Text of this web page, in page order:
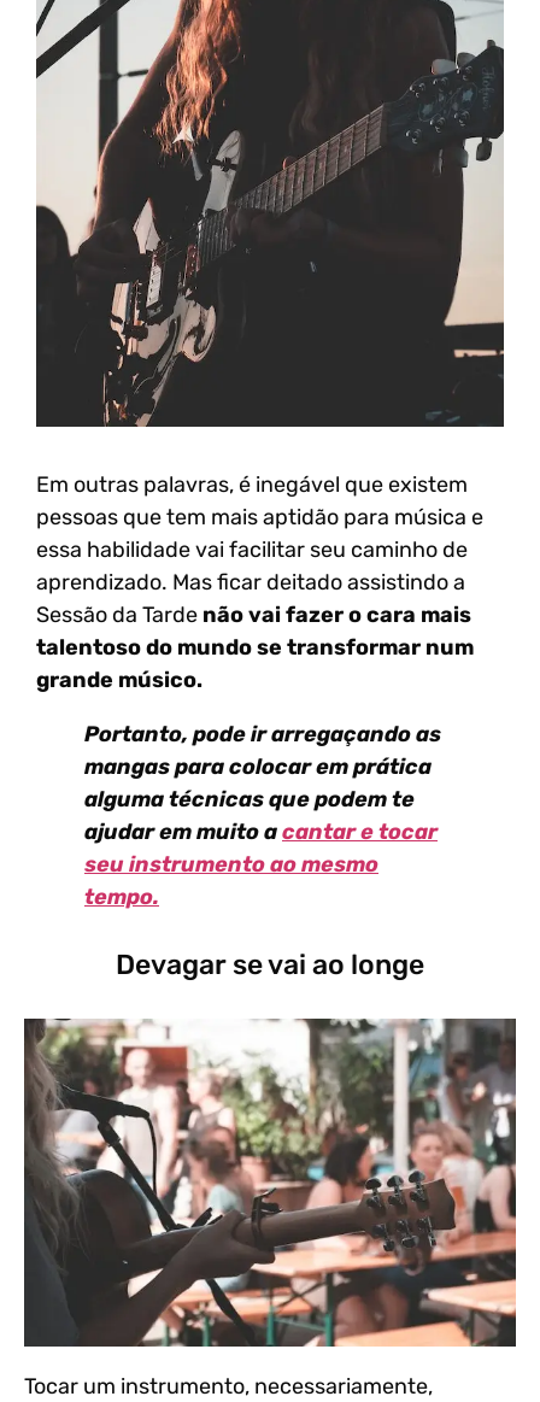
Em outras palavras, é inegável que existem
pessoas que tem mais aptidão para música e
essa habilidade vai facilitar seu caminho de
aprendizado. Mas ficar deitado assistindo a
Sessão da Tarde não vai fazer o cara mais
talentoso do mundo se transformar num
grande músico.
Portanto, pode ir arregaçando as
mangas para colocar em prática
alguma técnicas que podem te
ajudar em muito acantar e tocar
seu instrumento ao mesmo
tempo.
Devagar se vai ao longe
Tocar um instrumento, necessariamente,